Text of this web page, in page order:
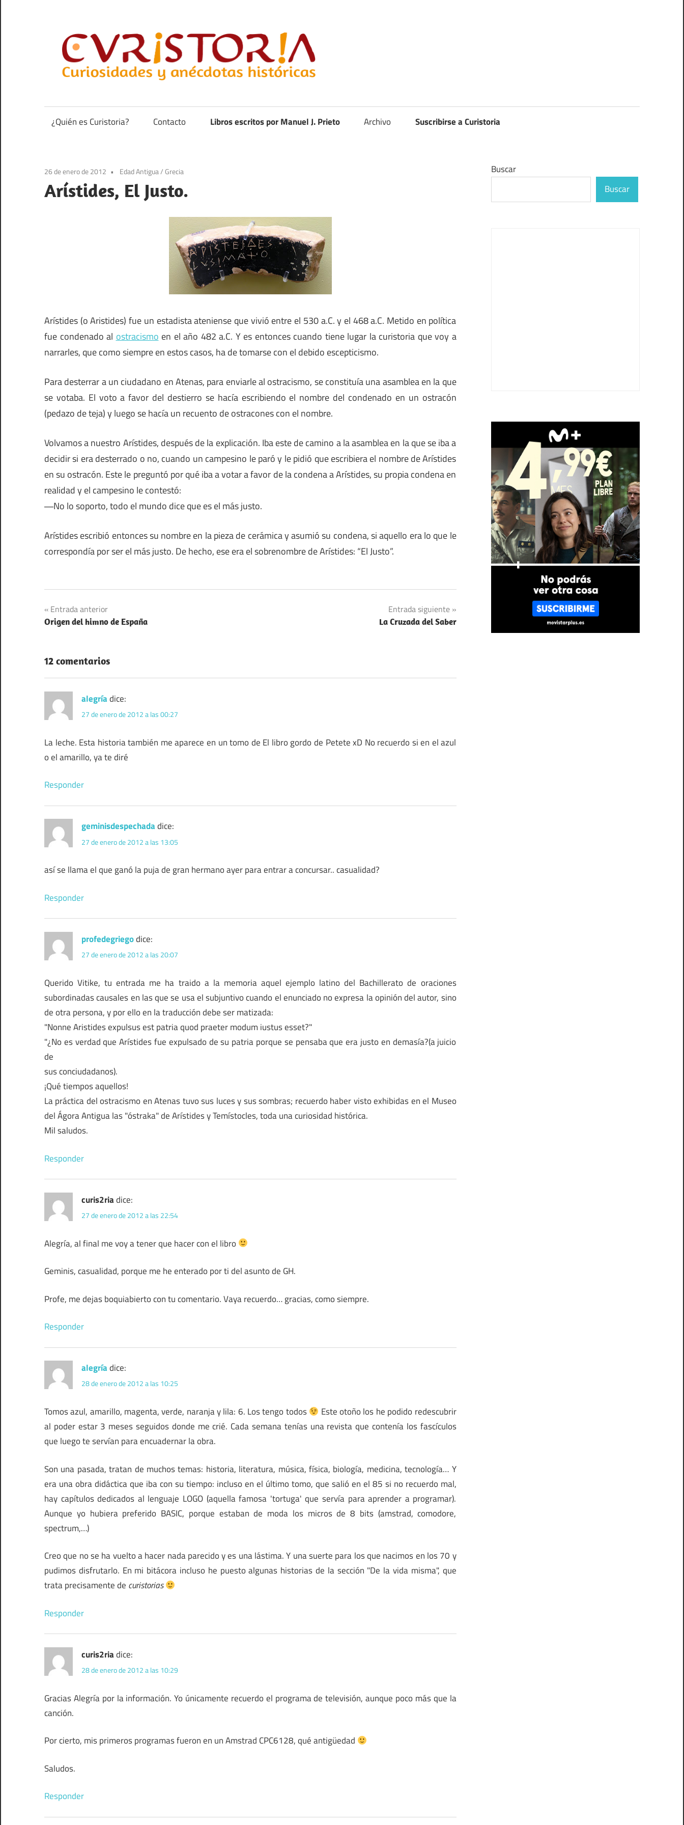
contenido
anécdotas
de
¿Quién es Curistoria? Contacto Libros escritos por Manuel J. Prieto Archivo Suscribirse a Curistoria
26 de enero de 2012 Edad Antigua/Grecia
Arístides, El Justo.
Arístides (o Aristides) fue un estadista ateniense que vivió entre el 530 a.C. y el 468 a.C. Metido en política
fue condenado al ostracismo en el año 482 a.C. Y es entonces cuando tiene lugar la curistoria que voy a
narrarles, que como siempre en estos casos, ha de tomarse con el debido escepticismo.
Para desterrar a un ciudadano en Atenas, para enviarle al ostracismo, se constituía una asamblea en la que
se votaba. El voto a favor del destierro se hacía escribiendo el nombre del condenado en un ostracón
(pedazo de teja) y luego se hacía un recuento de ostracones con el nombre.
Volvamos a nuestro Arístides, después de la explicación. Iba este de camino a la asamblea en la que se iba a
decidir si era desterrado o no, cuando un campesino le paró y le pidió que escribiera el nombre de Arístides
en su ostracón. Este le preguntó por qué iba a votar a favor de la condena a Arístides, su propia condena en
realidad y el campesino le contestó:
―No lo soporto, todo el mundo dice que es el más justo.
Arístides escribió entonces su nombre en la pieza de cerámica y asumió su condena, si aquello era lo que le
correspondía por ser el más justo. De hecho, ese era el sobrenombre de Arístides: “El Justo”.
Navegación
de
Entrada anterior
Origen del himno de España
Entrada siguiente
La Cruzada del Saber
12 comentarios
alegríadice:
27 de enero de 2012 a las 00:27
La leche. Esta historia también me aparece en un tomo de El libro gordo de Petete xD No recuerdo si en el azul
o el amarillo, ya te diré
Responder
geminisdespechadadice:
27 de enero de 2012 a las 13:05
así se llama el que ganó la puja de gran hermano ayer para entrar a concursar.. casualidad?
Responder
profedegriegodice:
27 de enero de 2012 a las 20:07
Querido Vitike, tu entrada me ha traido a la memoria aquel ejemplo latino del Bachillerato de oraciones
subordinadas causales en las que se usa el subjuntivo cuando el enunciado no expresa la opinión del autor, sino
de otra persona, y por ello en la traducción debe ser matizada:
"Nonne Aristides expulsus est patria quod praeter modum iustus esset?"
"¿No es verdad que Arístides fue expulsado de su patria porque se pensaba que era justo en demasía?(a juicio
de
sus conciudadanos).
¡Qué tiempos aquellos!
La práctica del ostracismo en Atenas tuvo sus luces y sus sombras; recuerdo haber visto exhibidas en el Museo
del Ágora Antigua las "óstraka" de Arístides y Temístocles, toda una curiosidad histórica.
Mil saludos.
Responder
curis2riadice:
27 de enero de 2012 a las 22:54
Alegría, al final me voy a tener que hacer con el libro
Geminis, casualidad, porque me he enterado por ti del asunto de GH.
Profe, me dejas boquiabierto con tu comentario. Vaya recuerdo… gracias, como siempre.
Responder
alegríadice:
28 de enero de 2012 a las 10:25
Tomos azul, amarillo, magenta, verde, naranja y lila: 6. Los tengo todos
Este otoño los he podido redescubrir
al poder estar 3 meses seguidos donde me crié. Cada semana tenías una revista que contenía los fascículos
que luego te servían para encuadernar la obra.
Son una pasada, tratan de muchos temas: historia, literatura, música, física, biología, medicina, tecnología… Y
era una obra didáctica que iba con su tiempo: incluso en el último tomo, que salió en el 85 si no recuerdo mal,
hay capítulos dedicados al lenguaje LOGO (aquella famosa 'tortuga' que servía para aprender a programar).
Aunque yo hubiera preferido BASIC, porque estaban de moda los micros de 8 bits (amstrad, comodore,
spectrum,…)
Creo que no se ha vuelto a hacer nada parecido y es una lástima. Y una suerte para los que nacimos en los 70 y
pudimos disfrutarlo. En mi bitácora incluso he puesto algunas historias de la sección "De la vida misma", que
trata precisamente de curistorias
Responder
curis2riadice:
28 de enero de 2012 a las 10:29
Gracias Alegría por la información. Yo únicamente recuerdo el programa de televisión, aunque poco más que la
canción.
Por cierto, mis primeros programas fueron en un Amstrad CPC6128, qué antigüedad
Saludos.
Responder
Buscar
Buscar